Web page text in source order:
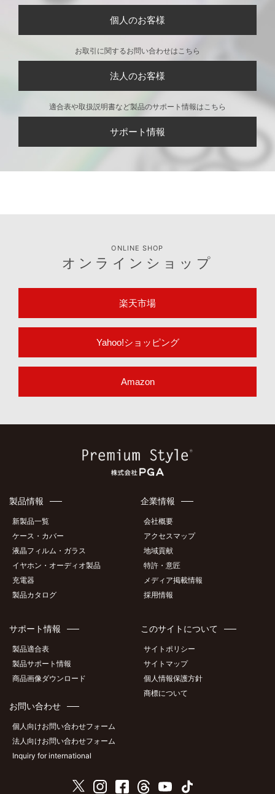
個人のお客様
お取引に関するお問い合わせはこちら
法人のお客様
適合表や取扱説明書など製品のサポート情報はこちら
サポート情報
ONLINE SHOP
オンラインショップ
楽天市場
Yahoo!ショッピング
Amazon
製品情報
新製品一覧
ケース・カバー
液晶フィルム・ガラス
イヤホン・オーディオ製品
充電器
製品カタログ
企業情報
会社概要
アクセスマップ
地域貢献
特許・意匠
メディア掲載情報
採用情報
サポート情報
製品適合表
製品サポート情報
商品画像ダウンロード
お問い合わせ
個人向けお問い合わせフォーム
法人向けお問い合わせフォーム
Inquiry for international
このサイトについて
サイトポリシー
サイトマップ
個人情報保護方針
商標について